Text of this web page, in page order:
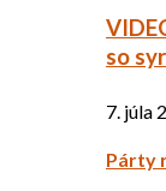
so
7. júla
Párty